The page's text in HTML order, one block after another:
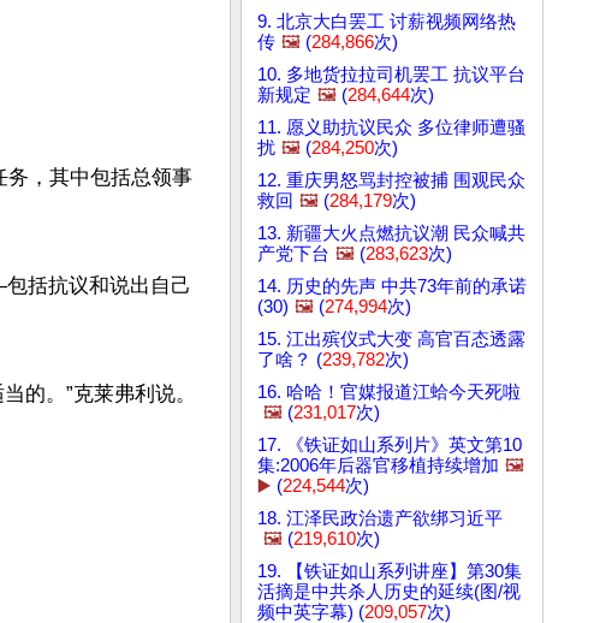
务，其中包括总领事
括抗议和说出自己
的。”克莱弗利说。
9. 北京大白罢工 讨薪视频网络热
传 🖼️ (284,866次)
10. 多地货拉拉司机罢工 抗议平台
新规定 🖼️ (284,644次)
11. 愿义助抗议民众 多位律师遭骚
扰 🖼️ (284,250次)
12. 重庆男怒骂封控被捕 围观民众
救回 🖼️ (284,179次)
13. 新疆大火点燃抗议潮 民众喊共
产党下台 🖼️ (283,623次)
14. 历史的先声 中共73年前的承诺
(30) 🖼️ (274,994次)
15. 江出殡仪式大变 高官百态透露
了啥？ (239,782次)
16. 哈哈！官媒报道江蛤今天死啦
🖼️ (231,017次)
17. 《铁证如山系列片》英文第10
集:2006年后器官移植持续增加 🖼️
▶️ (224,544次)
18. 江泽民政治遗产欲绑习近平
🖼️ (219,610次)
19. 【铁证如山系列讲座】第30集
活摘是中共杀人历史的延续(图/视
频中英字幕) (209,057次)